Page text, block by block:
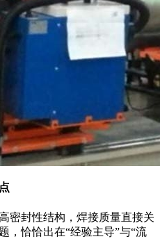
密封性结构，焊接质量直接关
，恰恰出在“经验主导”与“流